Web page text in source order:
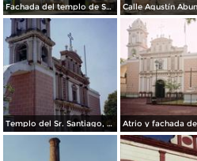
Fachada del templo de Santiago Apostol. Ciudad Huitzuco. Diciembre/2012
Templo del Sr. Santiago, siglo XVIII. Huitzuco, Guerrero. 2004